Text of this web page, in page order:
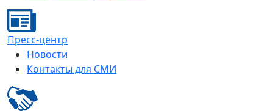
Пресс-центр
Новости
Контакты для СМИ